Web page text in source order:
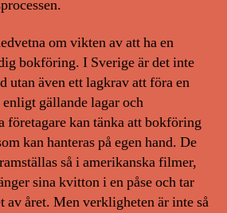
om vikten av att ha en
bokföring. I Sverige är det inte
utan även ett lagkrav att föra en
gällande lagar och
företagare kan tänka att bokföring
kan hanteras på egen hand. De
så i amerikanska filmer,
sina kvitton i en påse och tar
av året. Men verkligheten är inte så